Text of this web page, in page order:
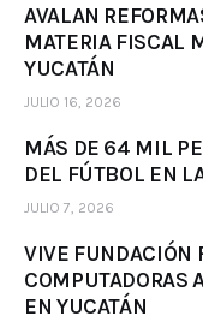
AVALAN
MATERIA FISCAL
YUCATÁN
JULIO 16, 2026
MÁS DE 64 MIL
DEL FÚTBOL EN
JULIO 7, 2026
VIVE FUNDACIÓN
COMPUTADORAS
EN YUCATÁN